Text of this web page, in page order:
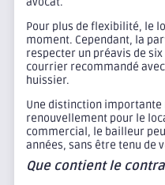
Pour plus de flexibilité, le
moment. Cependant, la
respecter un préavis de
courrier recommandé
huissier.
Une distinction importante
renouvellement pour le
commercial, le bailleur
années, sans être tenu de
Que contient le